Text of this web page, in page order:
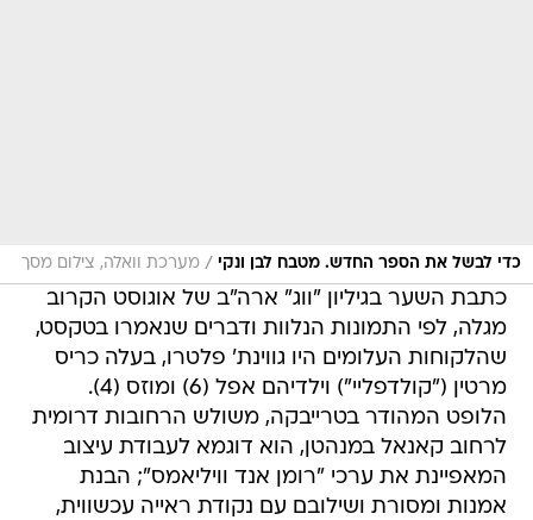
כדי לבשל את הספר החדש. מטבח לבן ונקי / מערכת וואלה, צילום מסך
כתבת השער בגיליון "ווג" ארה"ב של אוגוסט הקרוב
מגלה, לפי התמונות הנלוות ודברים שנאמרו בטקסט,
שהלקוחות העלומים היו גווינת' פלטרו, בעלה כריס
מרטין ("קולדפליי") וילדיהם אפל (6) ומוזס (4).
הלופט המהודר בטרייבקה, משולש הרחובות דרומית
לרחוב קאנאל במנהטן, הוא דוגמא לעבודת עיצוב
המאפיינת את ערכי "רומן אנד וויליאמס"; הבנת
אמנות ומסורת ושילובם עם נקודת ראייה עכשווית,